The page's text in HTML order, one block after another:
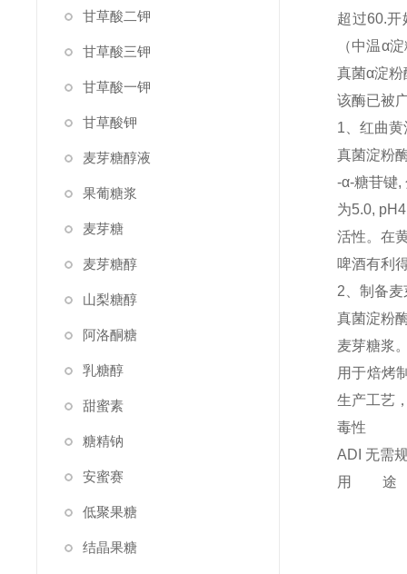
甘草酸二钾
甘草酸三钾
甘草酸一钾
甘草酸钾
麦芽糖醇液
果葡糖浆
麦芽糖
麦芽糖醇
山梨糖醇
阿洛酮糖
乳糖醇
甜蜜素
糖精钠
安蜜赛
低聚果糖
结晶果糖
超过60.
（中温α
真菌α淀
该酶已被
1、红曲
真菌淀粉
-α-糖苷键,
为5.0,
活性。在
啤酒有利
2、制备
真菌淀粉
麦芽糖浆
用于焙烤
生产工艺
毒性
ADI 无需
用